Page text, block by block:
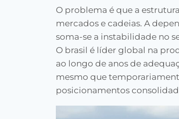
O problema é que a
mercados e cadeias. A
soma-se a instabilidade no
O brasil é líder global na
ao longo de anos de
mesmo que
posicionamentos